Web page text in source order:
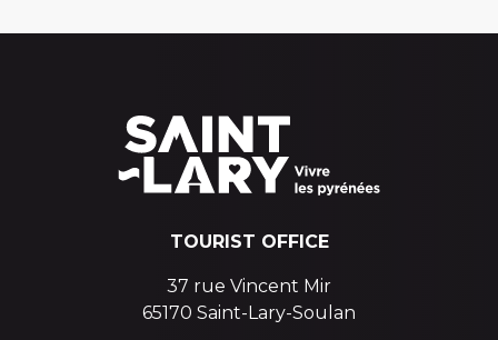
TOURIST OFFICE
37 rue Vincent Mir
65170 Saint-Lary-Soulan